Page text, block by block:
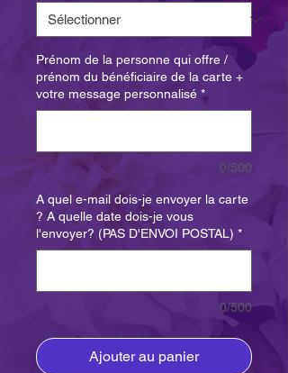
Prénom de la personne qui offre /
prénom du bénéficiaire de la carte +
votre message personnalisé *
0/500
A quel e-mail dois-je envoyer la carte
? A quelle date dois-je vous
l'envoyer? (PAS D'ENVOI POSTAL) *
0/500
Ajouter au panier